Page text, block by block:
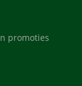
promoties